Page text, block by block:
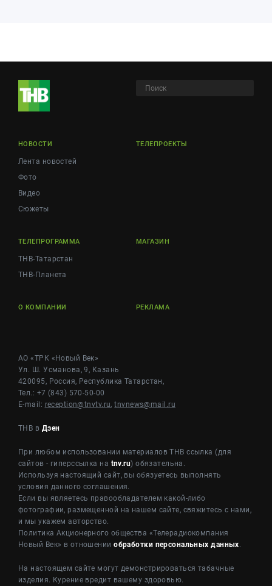
НОВОСТИ
Лента новостей
Фото
Видео
Сюжеты
ТЕЛЕПРОЕКТЫ
ТЕЛЕПРОГРАММА
ТНВ-Татарстан
ТНВ-Планета
МАГАЗИН
О КОМПАНИИ РЕКЛАМА
АО «ТРК «Новый Век»
Ул. Ш. Усманова, 9, Казань
420095, Россия, Республика Татарстан,
Тел.: +7 (843) 570-50-00
E-mail: reception@tnvtv.ru,tnvnews@mail.ru
ТНВ в Дзен
При любом использовании материалов ТНВ ссылка (для
сайтов - гиперссылка на tnv.ru) обязательна.
Используя настоящий сайт, вы обязуетесь выполнять
условия данного соглашения.
Если вы являетесь правообладателем какой-либо
фотографии, размещенной на нашем сайте, свяжитесь с нами,
и мы укажем авторство.
Политика Акционерного общества «Телерадиокомпания
Новый Век» в отношенииобработки персональных данных.
На настоящем сайте могут демонстрироваться табачные
изделия. Курение вредит вашему здоровью.